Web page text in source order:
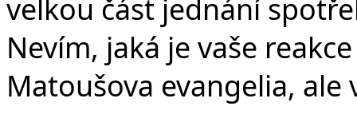
velkou část jednání
Nevím, jaká je vaše
Matoušova evangelia, ale